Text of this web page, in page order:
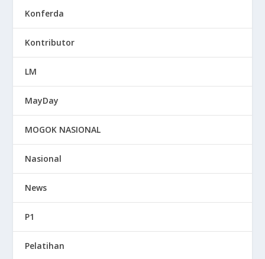
Konferda
Kontributor
LM
MayDay
MOGOK NASIONAL
Nasional
News
P1
Pelatihan